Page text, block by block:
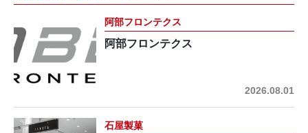
阿部フロンテクス
阿部フロンテクス
2026.08.01
石屋製菓